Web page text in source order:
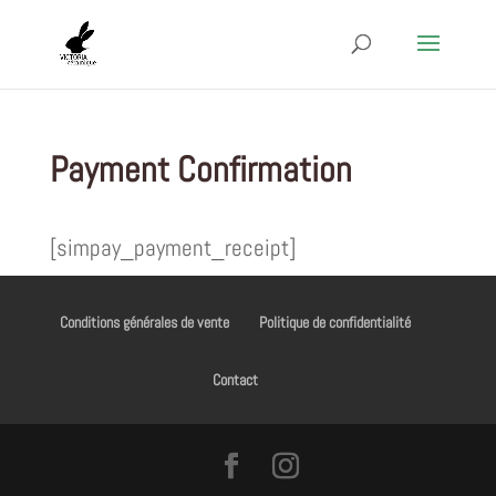
Payment Confirmation
[simpay_payment_receipt]
Conditions générales de vente Politique de confidentialité
Contact